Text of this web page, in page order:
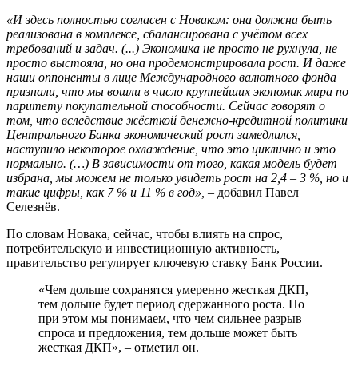
«И здесь полностью согласен с Новаком: она должна быть
реализована в комплексе, сбалансирована с учётом всех
требований и задач. (...) Экономика не просто не рухнула, не
просто выстояла, но она продемонстрировала рост. И даже
наши оппоненты в лице Международного валютного фонда
признали, что мы вошли в число крупнейших экономик мира по
паритету покупательной способности. Сейчас говорят о
том, что вследствие жёсткой денежно-кредитной политики
Центрального Банка экономический рост замедлился,
наступило некоторое охлаждение, что это циклично и это
нормально. (…) В зависимости от того, какая модель будет
избрана, мы можем не только увидеть рост на 2,4 – 3 %, но и
такие цифры, как 7 % и 11 % в год», – добавил Павел
Селезнёв.
По словам Новака, сейчас, чтобы влиять на спрос,
потребительскую и инвестиционную активность,
правительство регулирует ключевую ставку Банк России.
«Чем дольше сохранятся умеренно жесткая ДКП,
тем дольше будет период сдержанного роста. Но
при этом мы понимаем, что чем сильнее разрыв
спроса и предложения, тем дольше может быть
жесткая ДКП», – отметил он.